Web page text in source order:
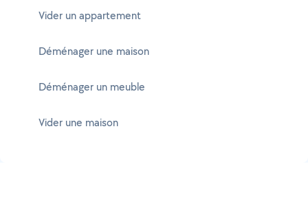
Vider un appartement
Déménager une maison
Déménager un meuble
Vider une maison